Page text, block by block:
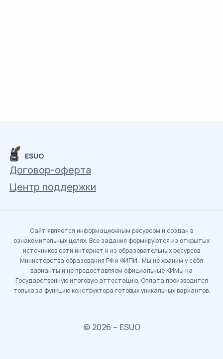
ESUO
Договор-оферта
Центр поддержки
Сайт является информационным ресурсом и создан в
ознакомительных целях. Все задания формируются из открытых
источников сети интернет и из образовательных ресурсов
Министерства образования РФ и ФИПИ. Мы не храним у себя
варианты и не предоставляем официальные КИМы на
Государственную итоговую аттестацию. Оплата производится
только за функцию конструктора готовых уникальных вариантов.
© 2026 – ESUO